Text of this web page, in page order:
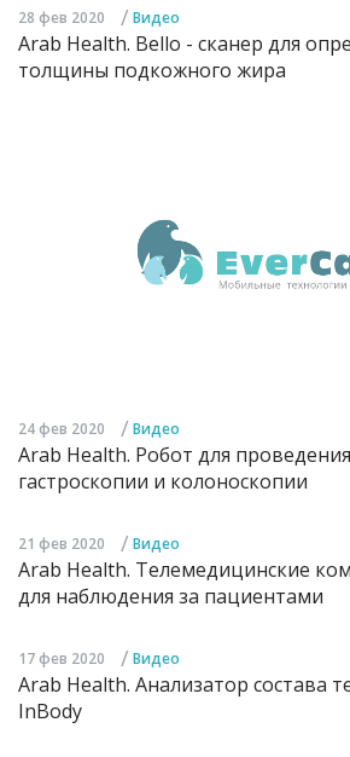
28 фев 2020 / Видео
Arab Health. Bello - сканер для
толщины подкожного жира
24 фев 2020 / Видео
Arab Health. Робот для
гастроскопии и колоноскопии
21 фев 2020 / Видео
Arab Health. Телемедицинские
для наблюдения за пациентами
17 фев 2020 / Видео
Arab Health. Анализатор состава
InBody